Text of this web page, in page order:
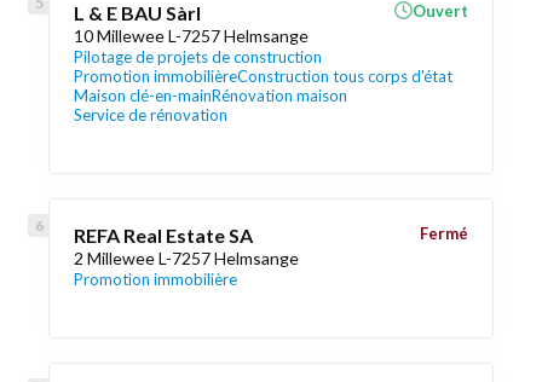
L & E BAU Sàrl
10 Millewee L-7257 Helmsange
Pilotage de projets de construction
Promotion immobilièreConstruction tous corps d'état
Maison clé-en-mainRénovation maison
Service de rénovation
Ouvert
REFA Real Estate SA
2 Millewee L-7257 Helmsange
Promotion immobilière
Fermé